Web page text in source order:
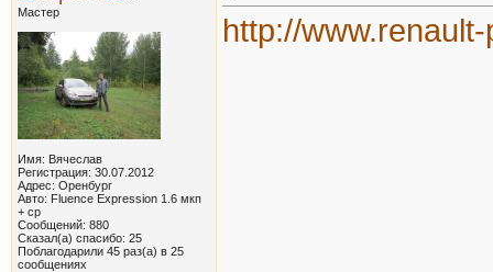
Мастер
Имя: Вячеслав
Регистрация: 30.07.2012
Адрес: Оренбург
Авто: Fluence Expression 1.6 мкп
+ ср
Сообщений: 880
Сказал(а) спасибо: 25
Поблагодарили 45 раз(а) в 25
сообщениях
http://